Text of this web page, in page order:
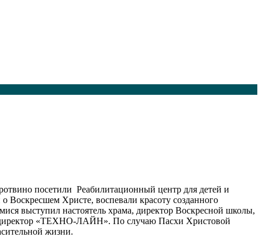
посетили Реабилитационный центр для детей и
Воскресшем Христе, воспевали красоту созданного
выступил настоятель храма, директор Воскресной школы,
директор «ТЕХНО-ЛАЙН». По случаю Пасхи Христовой
жизни.